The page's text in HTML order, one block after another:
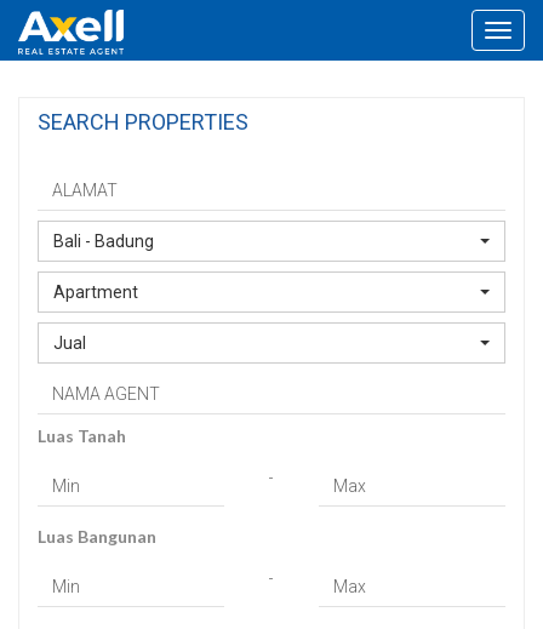
SEARCH PROPERTIES
Bali - Badung
Apartment
Jual
Luas Tanah
-
Luas Bangunan
-